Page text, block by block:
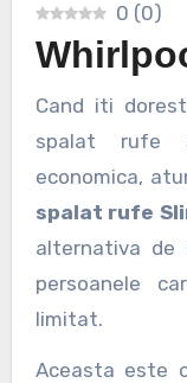
0 (0)
Cand iti doresti un model Slim de masina de
spalat rufe
economica,
spalat rufe
alternativa
persoanele
limitat.
Aceasta este